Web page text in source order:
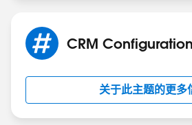
CRM Configuration
关于此主题的更多